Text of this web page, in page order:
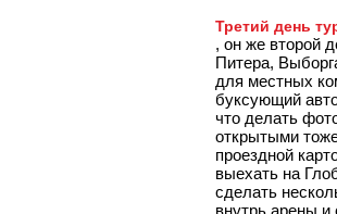
Третий день
, он же второй
Питера,
для местных
буксующий
что делать
открытыми
проездной
выехать на
сделать
внутрь арены